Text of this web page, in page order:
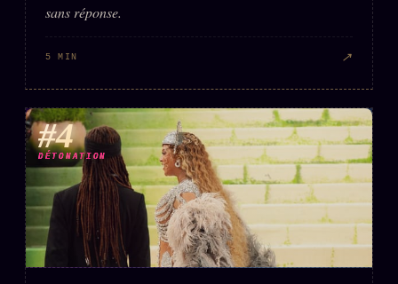
sans réponse.
5 MIN ↗
#4
DÉTONATION